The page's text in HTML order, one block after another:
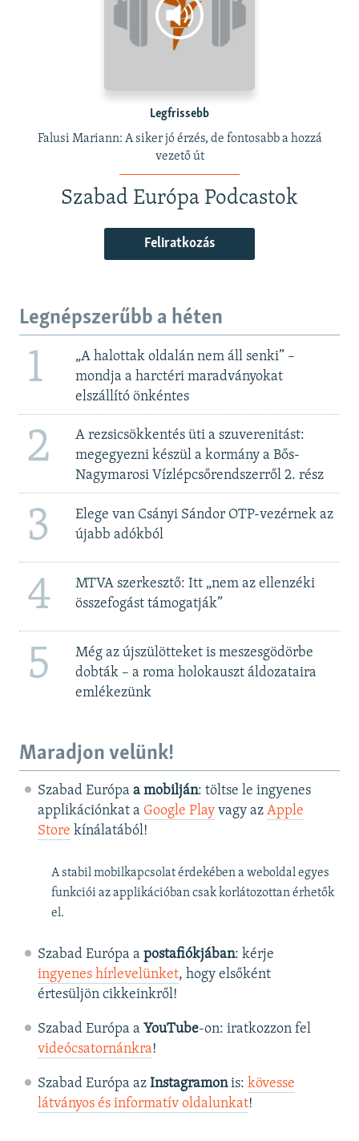
Legfrissebb
Falusi Mariann: A siker jó érzés, de fontosabb a hozzá
vezető út
Szabad Európa Podcastok
Feliratkozás
Legnépszerűbb a héten
1
„A halottak oldalán nem áll senki” –
mondja a harctéri maradványokat
elszállító önkéntes
2
A rezsicsökkentés üti a szuverenitást:
megegyezni készül a kormány a Bős-
Nagymarosi Vízlépcsőrendszerről 2. rész
3
Elege van Csányi Sándor OTP-vezérnek az
újabb adókból
4
MTVA szerkesztő: Itt „nem az ellenzéki
összefogást támogatják”
5
Még az újszülötteket is meszesgödörbe
dobták – a roma holokauszt áldozataira
emlékezünk
Maradjon velünk!
Szabad Európa a mobilján: töltse le ingyenes
applikációnkat a Google Playvagy az Apple
Store kínálatából!
A stabil mobilkapcsolat érdekében a weboldal egyes
funkciói az applikációban csak korlátozottan érhetők
el.
Szabad Európa a postafiókjában: kérje
ingyenes hírlevelünket, hogy elsőként
értesüljön cikkeinkről!
Szabad Európa a YouTube-on: iratkozzon fel
videócsatornánkra!
Szabad Európa az Instagramonis: kövesse
látványos és informatív oldalunkat! ​